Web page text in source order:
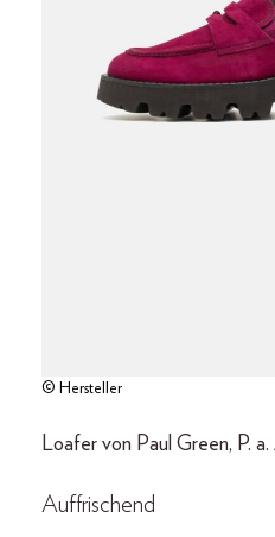
© Hersteller
Loafer von Paul Green, P. a.
Auffrischend